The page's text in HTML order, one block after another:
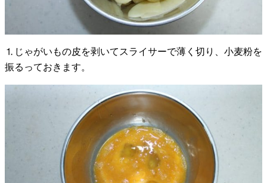
⒈じゃがいもの皮を剥いてスライサーで薄く切り、小麦粉を
振るっておきます。